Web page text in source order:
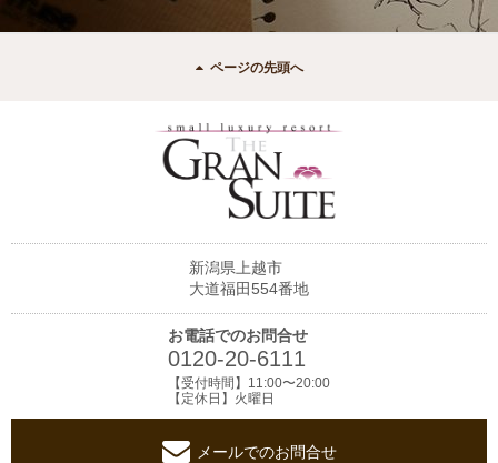
ページの先頭へ
新潟県上越市
大道福田554番地
お電話でのお問合せ
0120-20-6111
【受付時間】11:00〜20:00
【定休日】火曜日
メールでのお問合せ